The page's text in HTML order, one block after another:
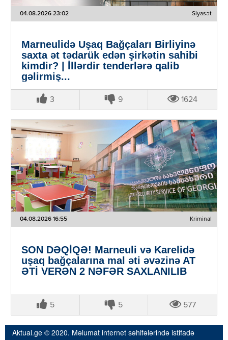
04.08.2026 23:02 Siyasət
Marneulidə Uşaq Bağçaları Birliyinə
saxta ət tədarük edən şirkətin sahibi
kimdir? | İllərdir tenderlərə qalib
gəlirmiş...
3 9 1624
04.08.2026 16:55 Kriminal
SON DƏQİQƏ! Marneuli və Karelidə
uşaq bağçalarına mal əti əvəzinə AT
ƏTİ VERƏN 2 NƏFƏR SAXLANILIB
5 5 577
Aktual.ge © 2020. Məlumat internet səhifələrində istifadə